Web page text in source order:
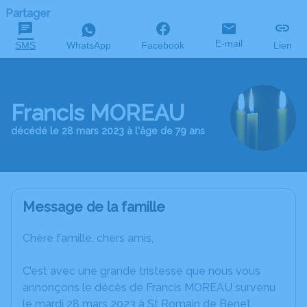
Partager
SMS WhatsApp Facebook E-mail Lien
Francis MOREAU
décédé le 28 mars 2023 à l'âge de 79 ans
Message de la famille
Chère famille, chers amis,
C’est avec une grande tristesse que nous vous
annonçons le décès de Francis MOREAU survenu
le mardi 28 mars 2023 à St Romain de Benet.